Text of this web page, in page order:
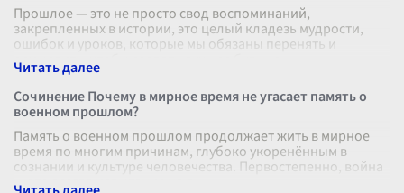
Прошлое — это не просто свод воспоминаний,
закрепленных в истории, это целый кладезь мудрости,
ошибок и уроков, которые мы обязаны перенять и
осмыслить, чтобы создать лучшее будуще
Сочинение Почему в мирное время не угасает память о
военном прошлом?
Память о военном прошлом продолжает жить в мирное
время по многим причинам, глубоко укоренённым в
сознании и культуре человечества. Первостепенно, война
— это всегда испытание на п